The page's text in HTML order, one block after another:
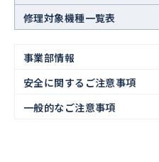
修理対象機種一覧表
事業部情報
安全に関するご注意事項
一般的なご注意事項